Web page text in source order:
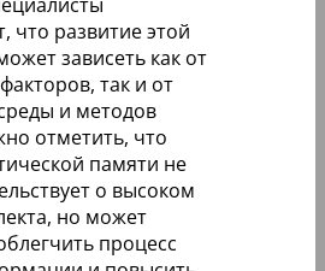
что развитие этой
зависеть как от
так и от
и методов
отметить, что
памяти не
о высоком
но может
процесс